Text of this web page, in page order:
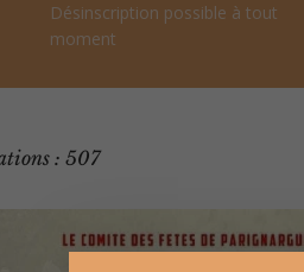
Désinscription possible à tout
moment
: 507